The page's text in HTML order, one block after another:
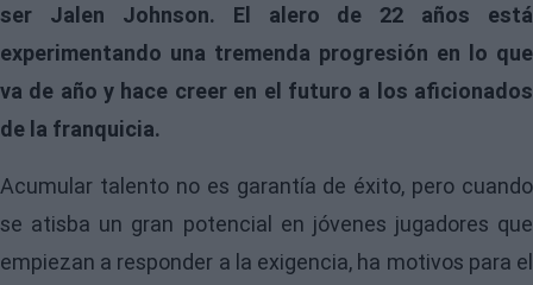
ser Jalen Johnson. El alero de 22 años está
experimentando una tremenda progresión en lo que
va de año y hace creer en el futuro a los aficionados
de la franquicia.
Acumular talento no es garantía de éxito, pero cuando
se atisba un gran potencial en jóvenes jugadores que
empiezan a responder a la exigencia, ha motivos para el